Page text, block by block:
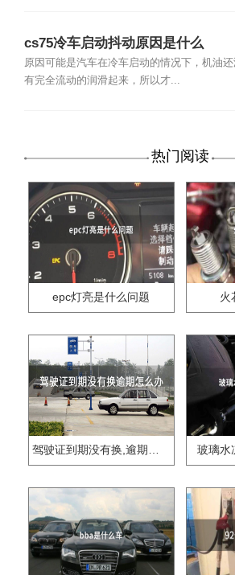
cs75冷车启动抖动原因是什么
原因可能是汽车在冷车启动的情况下，机油
有完全流动的润滑起来，所以才...
热门阅读
epc灯亮是什么问题 火
驾驶证到期没有换,逾期怎么办?? 玻璃水